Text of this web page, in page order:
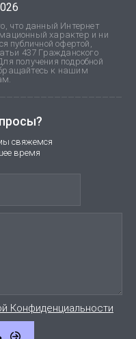
что данный Интернет
характер и ни
публичной офертой,
437 Гражданского
получения подробной
к нашим
свяжемся
время
Конфиденциальности